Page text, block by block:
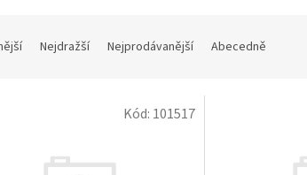
Nejdražší Nejprodávanější Abecedně
Kód: 101517